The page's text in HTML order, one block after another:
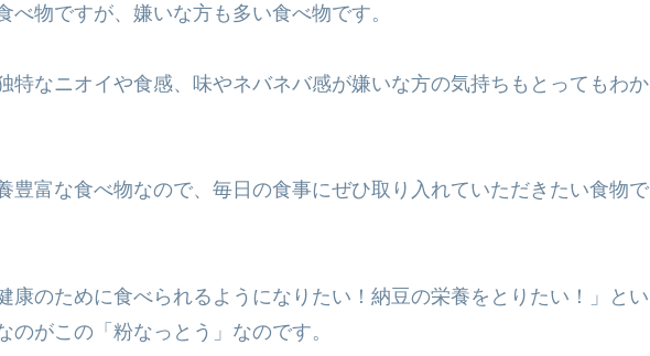
べ物ですが、嫌いな方も多い食べ物です。
特なニオイや食感、味やネバネバ感が嫌いな方の気持ちもとってもわか
豊富な食べ物なので、毎日の食事にぜひ取り入れていただきたい食物で
康のために食べられるようになりたい！納豆の栄養をとりたい！」とい
のがこの「粉なっとう」なのです。